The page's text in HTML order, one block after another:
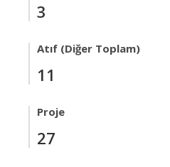
3
Atıf (Diğer Toplam)
11
Proje
27